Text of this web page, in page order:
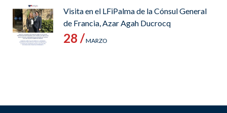
Visita en el LFiPalma de la Cónsul General
de Francia, Azar Agah Ducrocq
28 /MARZO